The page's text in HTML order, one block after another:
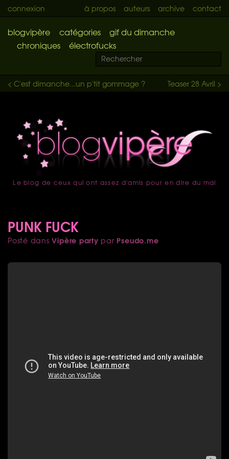
connexion à propos auteurs archive contact
blogvipère catégories
gif du dimanche
chroniques
électrofucks
Teaser 28 Avril >
< C'est dimanche...un p'tit gommage ?
accueil
Le blog de ceux qui ont assez d'amis pour en dire du mal
PUNK FUCK
Posté dansVipère party par Pseudo.me